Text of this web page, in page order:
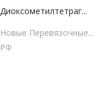
Диоксометилтетраг...
Новые Перевязочные...
РФ